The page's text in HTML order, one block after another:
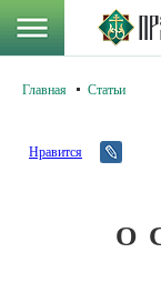
Главная Статьи
Нравится
О